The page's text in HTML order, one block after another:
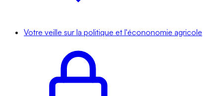
Votre veille sur la politique et l'écononomie agricole